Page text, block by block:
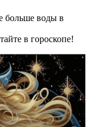
больше воды в
в гороскопе!